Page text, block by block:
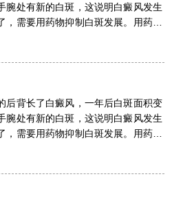
腕处有新的白斑，这说明白癜风发生
，需要用药物抑制白斑发展。用药物
详情请看文章介绍内容。
后背长了白癜风，一年后白斑面积变
腕处有新的白斑，这说明白癜风发生
，需要用药物抑制白斑发展。用药物
详情请看文章介绍内容。